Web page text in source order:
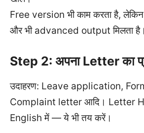
Free version भी काम करता है,
और भी advanced output मिलता है।
Step 2: अपना Letter का
उदाहरण: Leave application,
Complaint letter आदि। Letter
English में — ये भी तय करें।